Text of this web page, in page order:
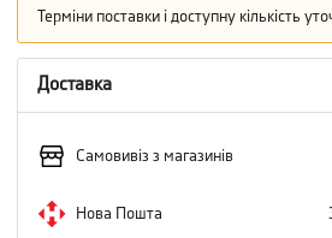
Терміни поставки і доступну кількість
Доставка
Самовивіз з магазинів
Нова Пошта